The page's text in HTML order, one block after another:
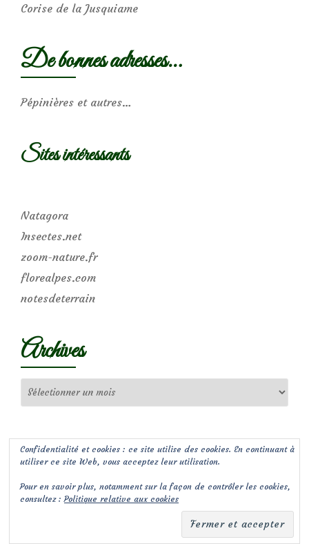
Corise de la Jusquiame
De bonnes adresses…
Pépinières et autres…
Sites intéressants
Natagora
Insectes.net
zoom-nature.fr
florealpes.com
notesdeterrain
Archives
Confidentialité et cookies : ce site utilise des cookies. En continuant à
utiliser ce site Web, vous acceptez leur utilisation.
Pour en savoir plus, notamment sur la façon de contrôler les cookies,
consultez :Politique relative aux cookies